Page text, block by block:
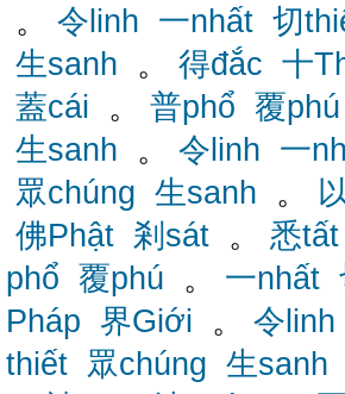
。 令linh 一nhất 切
生sanh 。 得đắc 十
蓋cái 。 普phổ 覆phú
生sanh 。 令linh 一
眾chúng 生sanh 。
佛Phật 剎sát 。 悉tất
phổ 覆phú 。 一nhất
Pháp 界Giới 。 令linh
thiết 眾chúng 生sanh